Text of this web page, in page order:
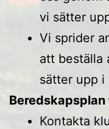
vi sätter
Vi sprider
att beställa
sätter upp i
Kontakta